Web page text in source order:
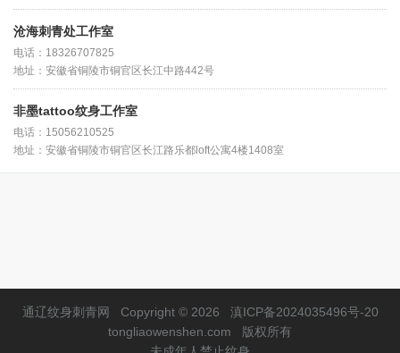
沧海刺青处工作室
电话：18326707825
地址：安徽省铜陵市铜官区长江中路442号
非墨tattoo纹身工作室
电话：15056210525
地址：安徽省铜陵市铜官区长江路乐都loft公寓4楼1408室
通辽纹身刺青网 Copyright © 2026
滇ICP备2024035496号-20
tongliaowenshen.com
版权所有